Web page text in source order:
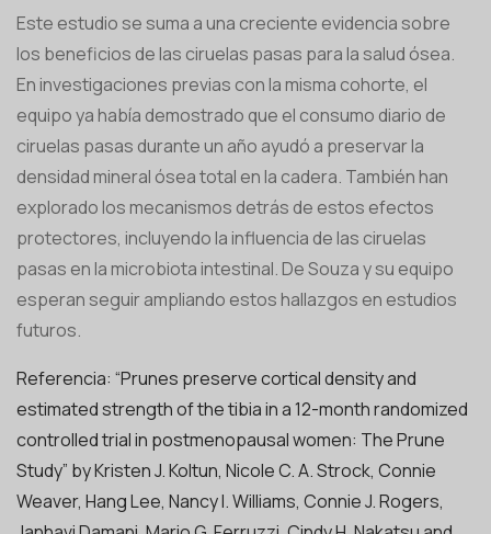
Este estudio se suma a una creciente evidencia sobre
los beneficios de las ciruelas pasas para la salud ósea.
En investigaciones previas con la misma cohorte, el
equipo ya había demostrado que el consumo diario de
ciruelas pasas durante un año ayudó a preservar la
densidad mineral ósea total en la cadera. También han
explorado los mecanismos detrás de estos efectos
protectores, incluyendo la influencia de las ciruelas
pasas en la microbiota intestinal. De Souza y su equipo
esperan seguir ampliando estos hallazgos en estudios
futuros.
Referencia: “Prunes preserve cortical density and
estimated strength of the tibia in a 12-month randomized
controlled trial in postmenopausal women: The Prune
Study” by Kristen J. Koltun, Nicole C. A. Strock, Connie
Weaver, Hang Lee, Nancy I. Williams, Connie J. Rogers,